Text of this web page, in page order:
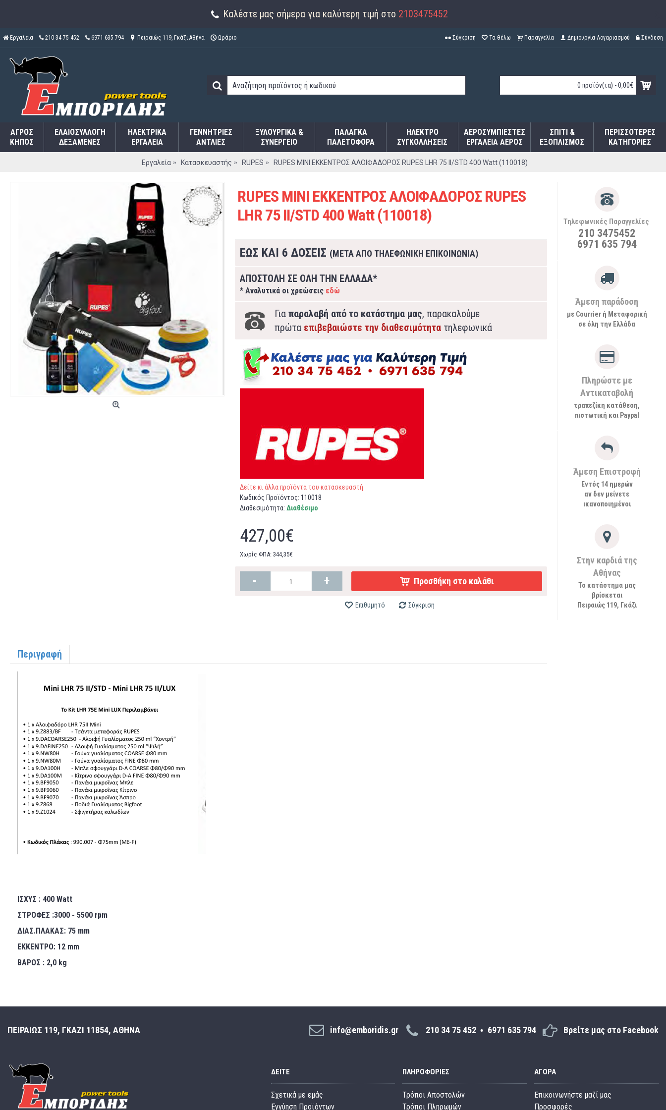
Καλέστε μας σήμερα για καλύτερη τιμή στο 2103475452
Εργαλεία 210 34 75 452 6971 635 794 Πειραιώς 119, Γκάζι Αθήνα Ωράριο Σύγκριση Τα θέλω Παραγγελία Δημιουργία Λογαριασμού Σύνδεση
0 προϊόν(τα) - 0,00€
ΑΓΡΌΣ
ΚΉΠΟΣ
ΕΛΑΙΟΣΥΛΛΟΓΉ
ΔΕΞΑΜΕΝΈΣ
ΗΛΕΚΤΡΙΚΆ
ΕΡΓΑΛΕΊΑ
ΓΕΝΝΉΤΡΙΕΣ
ΑΝΤΛΊΕΣ
ΞΥΛΟΥΡΓΙΚΑ &
ΣΥΝΕΡΓΕΙΟ
ΠΑΛΆΓΚΑ
ΠΑΛΕΤΟΦΌΡΑ
ΗΛΕΚΤΡΟ
ΣΥΓΚΟΛΛΉΣΕΙΣ
ΑΕΡΟΣΥΜΠΙΕΣΤΈΣ
ΕΡΓΑΛΕΊΑ ΑΈΡΟΣ
ΣΠΊΤΙ &
ΕΞΟΠΛΙΣΜΌΣ
ΠΕΡΙΣΣΌΤΕΡΕΣ
ΚΑΤΗΓΟΡΊΕΣ
Εργαλεία Κατασκευαστής RUPES RUPES ΜΙΝΙ ΕΚΚΕΝΤΡΟΣ ΑΛΟΙΦΑΔΟΡΟΣ RUPES LHR 75 II/STD 400 Watt (110018)
Τηλεφωνικές Παραγγελίες
210 3475452
6971 635 794
Άμεση παράδοση
με Courrier ή Μεταφορική
σε όλη την Ελλάδα
Πληρώστε με
Αντικαταβολή
τραπεζίκη κατάθεση,
πιστωτική και Paypal
Άμεση Επιστροφή
Εντός 14 ημερών
αν δεν μείνετε
ικανοποιημένοι
Στην καρδιά της
Αθήνας
Το κατάστημα μας
βρίσκεται
Πειραιώς 119, Γκάζι
RUPES ΜΙΝΙ ΕΚΚΕΝΤΡΟΣ ΑΛΟΙΦΑΔΟΡΟΣ RUPES
LHR 75 II/STD 400 Watt (110018)
ΕΩΣ ΚΑΙ 6 ΔΟΣΕΙΣ (ΜΕΤΑ ΑΠΟ ΤΗΛΕΦΩΝΙΚΗ ΕΠΙΚΟΙΝΩΝΙΑ)
ΑΠΟΣΤΟΛΗ ΣΕ ΟΛΗ ΤΗΝ ΕΛΛΑΔΑ*
* Αναλυτικά οι χρεώσεις εδώ
Για παραλαβή από το κατάστημα μας, παρακαλούμε
πρώτα επιβεβαιώστε την διαθεσιμότητατηλεφωνικά
Δείτε κι άλλα προϊόντα του κατασκευαστή
Κωδικός Προϊόντος: 110018
Διαθεσιμότητα: Διαθέσιμο
427,00€
Χωρίς ΦΠΑ: 344,35€
- + Προσθήκη στο καλάθι
Επιθυμητό Σύγκριση
Περιγραφή
ΙΣΧΥΣ : 400 Watt
ΣΤΡΟΦΕΣ :3000 - 5500 rpm
ΔΙΑΣ.ΠΛΑΚΑΣ: 75 mm
ΕΚΚΕΝΤΡΟ: 12 mm
ΒΑΡΟΣ : 2,0 kg
ΠΕΙΡΑΙΩΣ 119, ΓΚΑΖΙ 11854, ΑΘΗΝΑ info@emboridis.gr 210 34 75 452 6971 635 794 Βρείτε μας στο Facebook
ΔΕΊΤΕ
Σχετικά με εμάς
Εγγύηση Προϊόντων
ΠΛΗΡΟΦΟΡΊΕΣ
Τρόποι Αποστολών
Τρόποι Πληρωμών
ΑΓΟΡΆ
Επικοινωνήστε μαζί μας
Προσφορές